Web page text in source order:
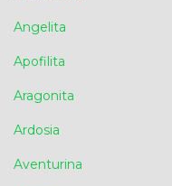
Angelita
Apofilita
Aragonita
Ardosia
Aventurina